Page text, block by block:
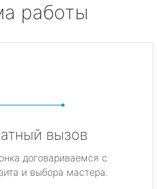
работы
вызов
договариваемся с
и выбора мастера.